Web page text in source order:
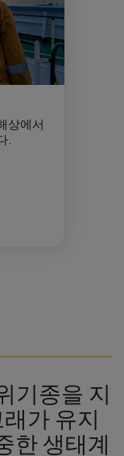
상에서
.
기종을 지
가 유지
한 생태계